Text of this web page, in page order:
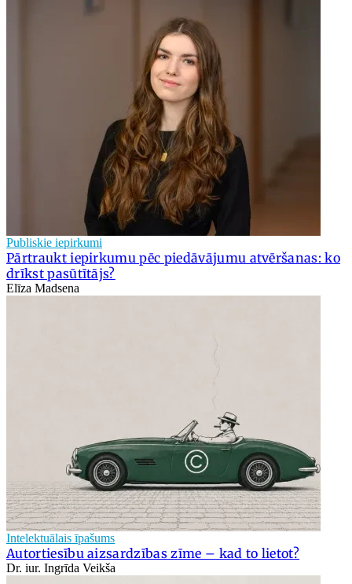
Publiskie iepirkumi
Pārtraukt iepirkumu pēc piedāvājumu atvēršanas: ko
drīkst pasūtītājs?
Elīza Madsena
Intelektuālais īpašums
Autortiesību aizsardzības zīme – kad to lietot?
Dr. iur. Ingrīda Veikša